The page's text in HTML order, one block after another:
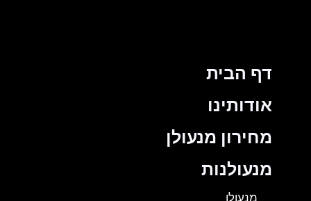
דף הבית
אודותינו
מחירון מנעולן
מנעולנות
מנעולן